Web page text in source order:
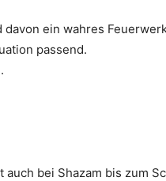
ein wahres
passend.
bei Shazam bis zum